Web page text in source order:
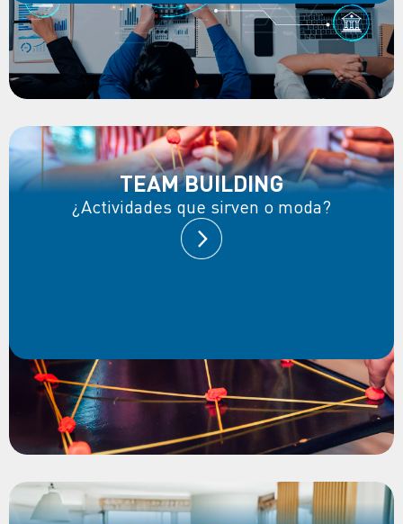
TEAM BUILDING
¿Actividades que sirven o moda?